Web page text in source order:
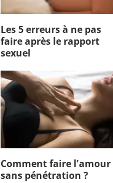
Les 5 erreurs à ne pas
faire après le rapport
sexuel
Comment faire l'amour
sans pénétration ?